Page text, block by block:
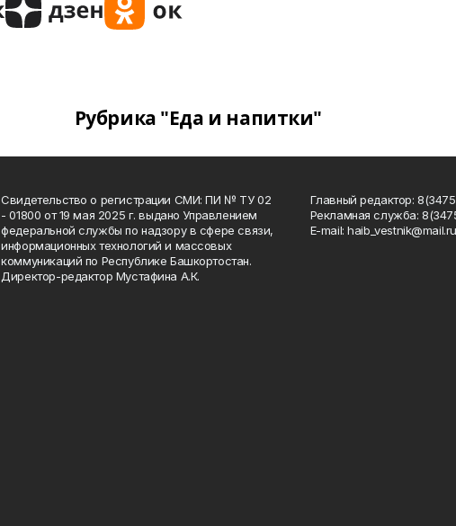
Рубрика "Еда и напитки"
Свидетельство о регистрации СМИ: ПИ № ТУ 02
- 01800 от 19 мая 2025 г. выдано Управлением
федеральной службы по надзору в сфере связи,
информационных технологий и массовых
коммуникаций по Республике Башкортостан.
Директор-редактор Мустафина А.К.
Главный редактор:
Рекламная служба:
Е-mаil: haib_vestnik@mail.ru